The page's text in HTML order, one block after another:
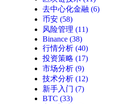
去中心化金融 (6)
币安 (58)
风险管理 (11)
Binance (38)
行情分析 (40)
投资策略 (17)
市场分析 (9)
技术分析 (12)
新手入门 (7)
BTC (33)